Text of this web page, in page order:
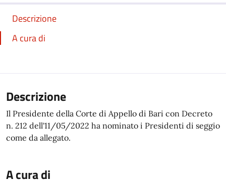
Descrizione
A cura di
Descrizione
Il Presidente della Corte di Appello di Bari con Decreto
n. 212 dell'11/05/2022 ha nominato i Presidenti di seggio
come da allegato.
A cura di